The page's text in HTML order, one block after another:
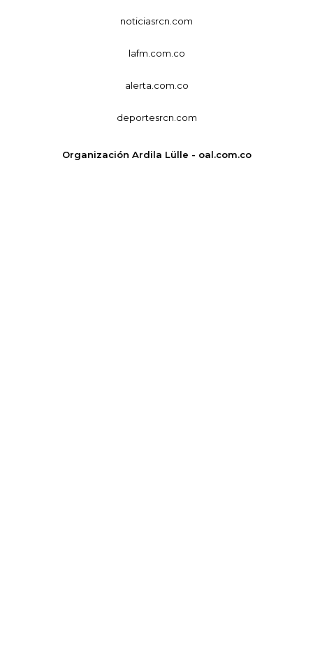
noticiasrcn.com
lafm.com.co
alerta.com.co
deportesrcn.com
Organización Ardila Lülle - oal.com.co